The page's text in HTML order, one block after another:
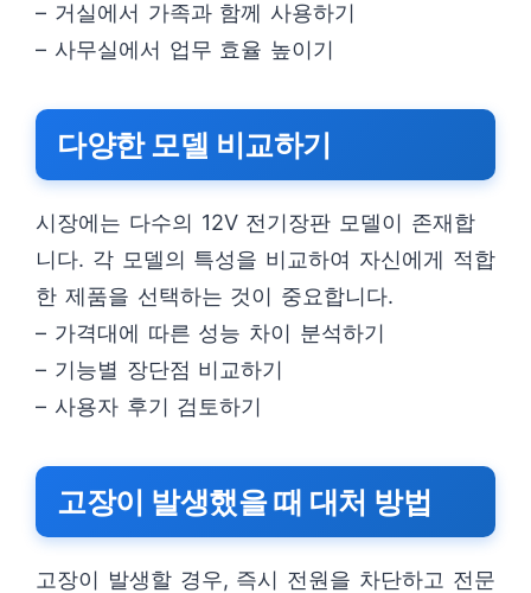
– 거실에서 가족과 함께 사용하기
– 사무실에서 업무 효율 높이기
다양한 모델 비교하기
시장에는 다수의 12V 전기장판 모델이 존재합
니다. 각 모델의 특성을 비교하여 자신에게 적합
한 제품을 선택하는 것이 중요합니다.
– 가격대에 따른 성능 차이 분석하기
– 기능별 장단점 비교하기
– 사용자 후기 검토하기
고장이 발생했을 때 대처 방법
고장이 발생할 경우, 즉시 전원을 차단하고 전문